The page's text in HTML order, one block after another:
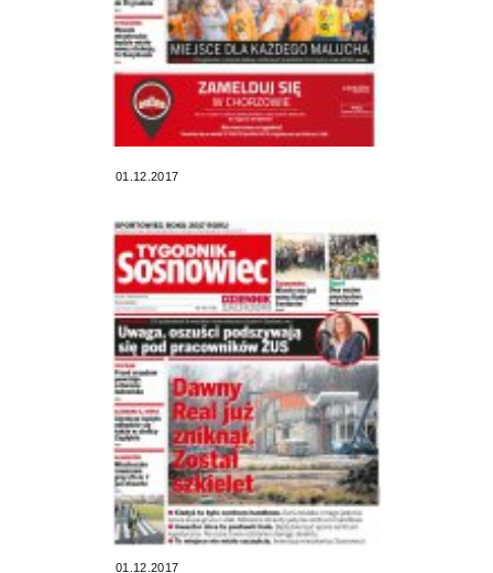
01.12.2017
01.12.2017